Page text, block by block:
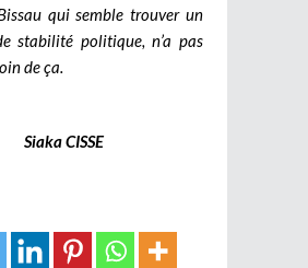
qui semble trouver un
stabilité politique, n’a pas
de ça.
Siaka CISSE